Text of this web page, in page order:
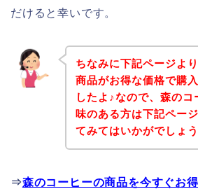
だけると幸いです。
ちなみに下記ページよ
商品がお得な価格で購
したよ♪なので、森の
味のある方は下記ペー
てみてはいかがでしょ
⇒森のコーヒーの商品を今すぐお